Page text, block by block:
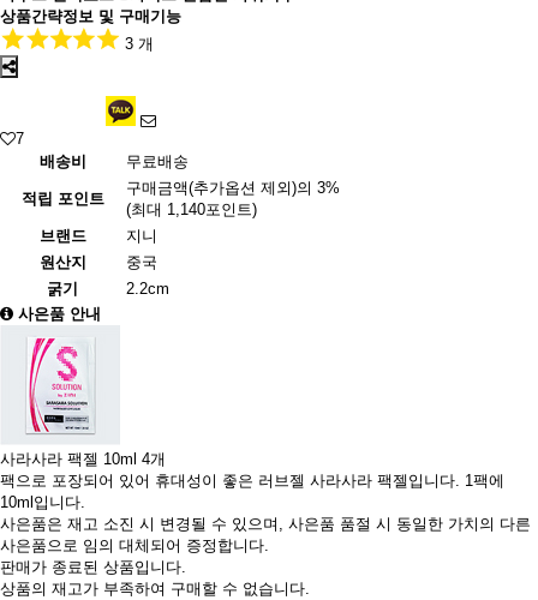
상품간략정보 및 구매기능
3 개
7
배송비
무료배송
적립 포인트
구매금액(추가옵션 제외)의 3%
(최대 1,140포인트)
브랜드
지니
원산지
중국
굵기
2.2cm
사은품 안내
사라사라 팩젤 10ml 4개
팩으로 포장되어 있어 휴대성이 좋은 러브젤 사라사라 팩젤입니다. 1팩에
10ml입니다.
사은품은 재고 소진 시 변경될 수 있으며, 사은품 품절 시 동일한 가치의 다른
사은품으로 임의 대체되어 증정합니다.
판매가 종료된 상품입니다.
상품의 재고가 부족하여 구매할 수 없습니다.